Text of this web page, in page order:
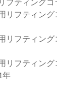
フティング
フティング
フティング
年